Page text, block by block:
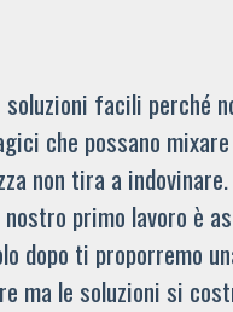
facili perché
che possano
non tira a
primo lavoro è
dopo ti proporremo
ma le soluzioni si